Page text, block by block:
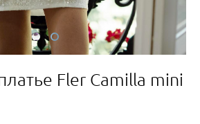
Fler Camilla mini